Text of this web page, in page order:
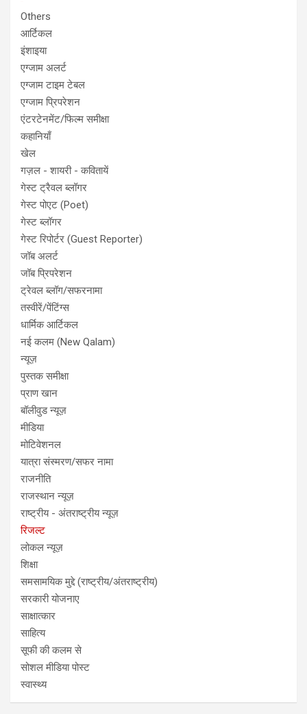
Others
आर्टिकल
इंशाइया
एग्जाम अलर्ट
एग्जाम टाइम टेबल
एग्जाम प्रिपरेशन
एंटरटेनमेंट/फिल्म समीक्षा
कहानियाँ
खेल
गज़ल - शायरी - कवितायें
गेस्ट ट्रैवल ब्लॉगर
गेस्ट पोएट (Poet)
गेस्ट ब्लॉगर
गेस्ट रिपोर्टर (Guest Reporter)
जॉब अलर्ट
जॉब प्रिपरेशन
ट्रेवल ब्लॉग/सफरनामा
तस्वीरें/पेंटिंग्स
धार्मिक आर्टिकल
नई कलम (New Qalam)
न्यूज़
पुस्तक समीक्षा
प्राण खान
बॉलीवुड न्यूज़
मीडिया
मोटिवेशनल
यात्रा संस्मरण/सफर नामा
राजनीति
राजस्थान न्यूज़
राष्ट्रीय - अंतराष्ट्रीय न्यूज़
रिजल्ट
लोकल न्यूज़
शिक्षा
समसामयिक मुद्दे (राष्ट्रीय/अंतराष्ट्रीय)
सरकारी योजनाए
साक्षात्कार
साहित्य
सूफी की कलम से
सोशल मीडिया पोस्ट
स्वास्थ्य